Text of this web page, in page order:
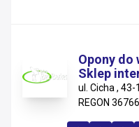
Opony do
Sklep
ul. Cicha , 43-
REGON